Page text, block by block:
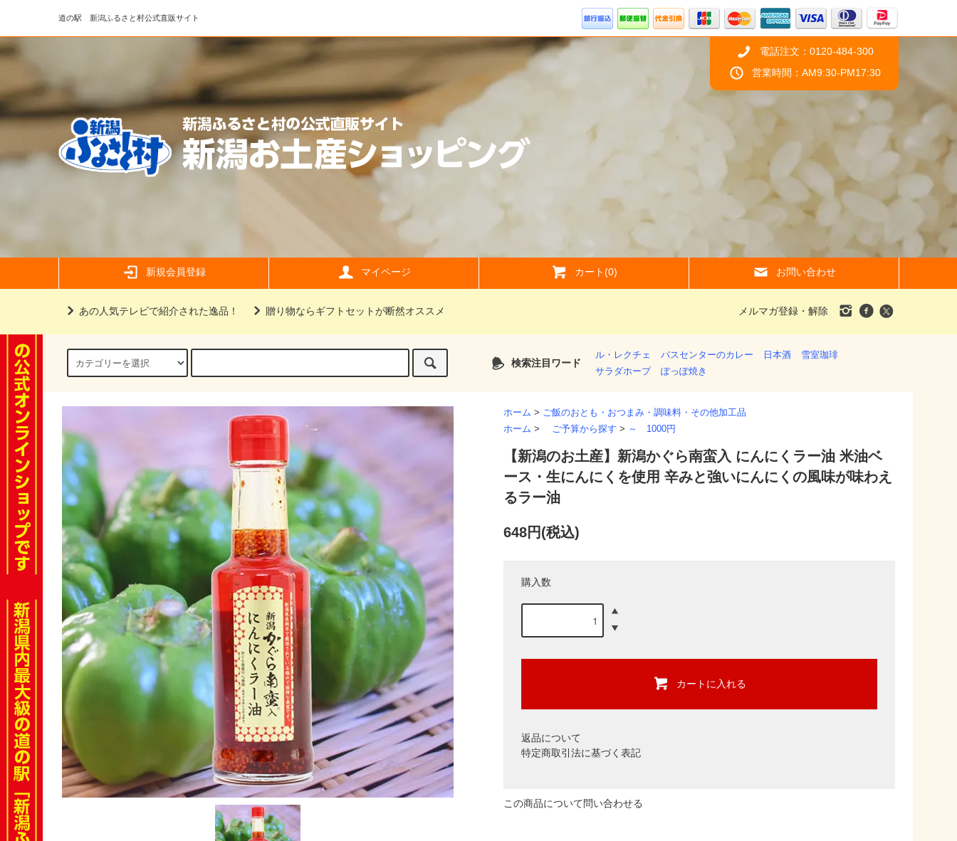
道の駅 新潟ふるさと村公式直販サイト
電話注文：0120-484-300
営業時間：AM9:30-PM17:30
新規会員登録 マイページ カート(0) お問い合わせ
あの人気テレビで紹介された逸品！ 贈り物ならギフトセットが断然オススメ メルマガ登録・解除
検索注目ワード
ル・レクチェ バスセンターのカレー 日本酒
雪室珈琲
サラダホープ
ぽっぽ焼き
ホーム > ご飯のおとも・おつまみ・調味料・その他加工品
ホーム > ご予算から探す > ～ 1000円
【新潟のお土産】新潟かぐら南蛮入 にんにくラー油 米油ベ
ース・生にんにくを使用 辛みと強いにんにくの風味が味わえ
るラー油
648円(税込)
購入数
カートに入れる
返品について
特定商取引法に基づく表記
この商品について問い合わせる